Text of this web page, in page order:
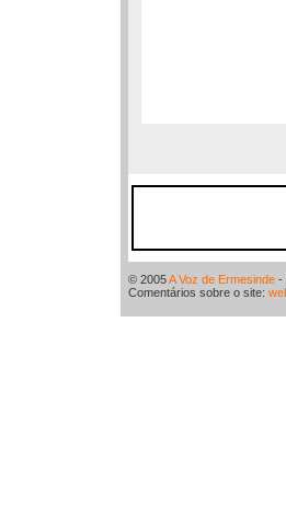
© 2005A Voz de Ermesinde -
Comentários sobre o site: